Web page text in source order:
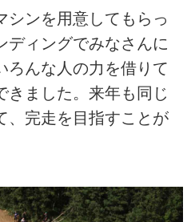
シンを用意してもらっ
ディングでみなさんに
ろんな人の力を借りて
きました。来年も同じ
、完走を目指すことが